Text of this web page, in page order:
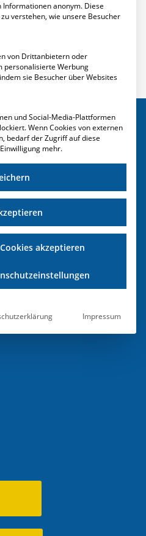
C3 Stand 129).
anonym. Diese
verstehen, wie unsere Besucher
von Drittanbietern oder
personalisierte Werbung
sie Besucher über Websites
und Social-Media-Plattformen
Wenn Cookies von externen
bedarf der Zugriff auf diese
mehr.
akzeptieren
Impressum